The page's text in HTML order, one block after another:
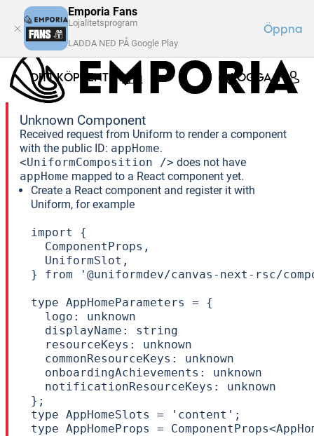
Emporia Fans
Lojalitetsprogram
LADDA NED PÅ Google Play
Öppna
DITT KÖPCENTER LOGGA IN
Unknown Component
Received request from Uniform to render a component
with the public ID: appHome.
<UniformComposition /> does not have
appHome mapped to a React component yet.
Create a React component and register it with
Uniform, for example
import {
  ComponentProps,
  UniformSlot,
} from '@uniformdev/canvas-next-rsc/
type AppHomeParameters = {
  logo: unknown
  displayName: string
  resourceKeys: unknown
  commonResourceKeys: unknown
  onboardingAchievements: unknown
  notificationResourceKeys: unknown
};
type AppHomeSlots = 'content';
type AppHomeProps =